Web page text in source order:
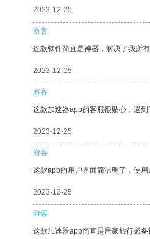
2023-12-25
游客
这款软件简直是神器，解决了我所有
2023-12-25
游客
这款加速器app的客服很贴心，遇到
2023-12-25
游客
这款app的用户界面简洁明了，使
2023-12-25
游客
这款加速器app简直是居家旅行必